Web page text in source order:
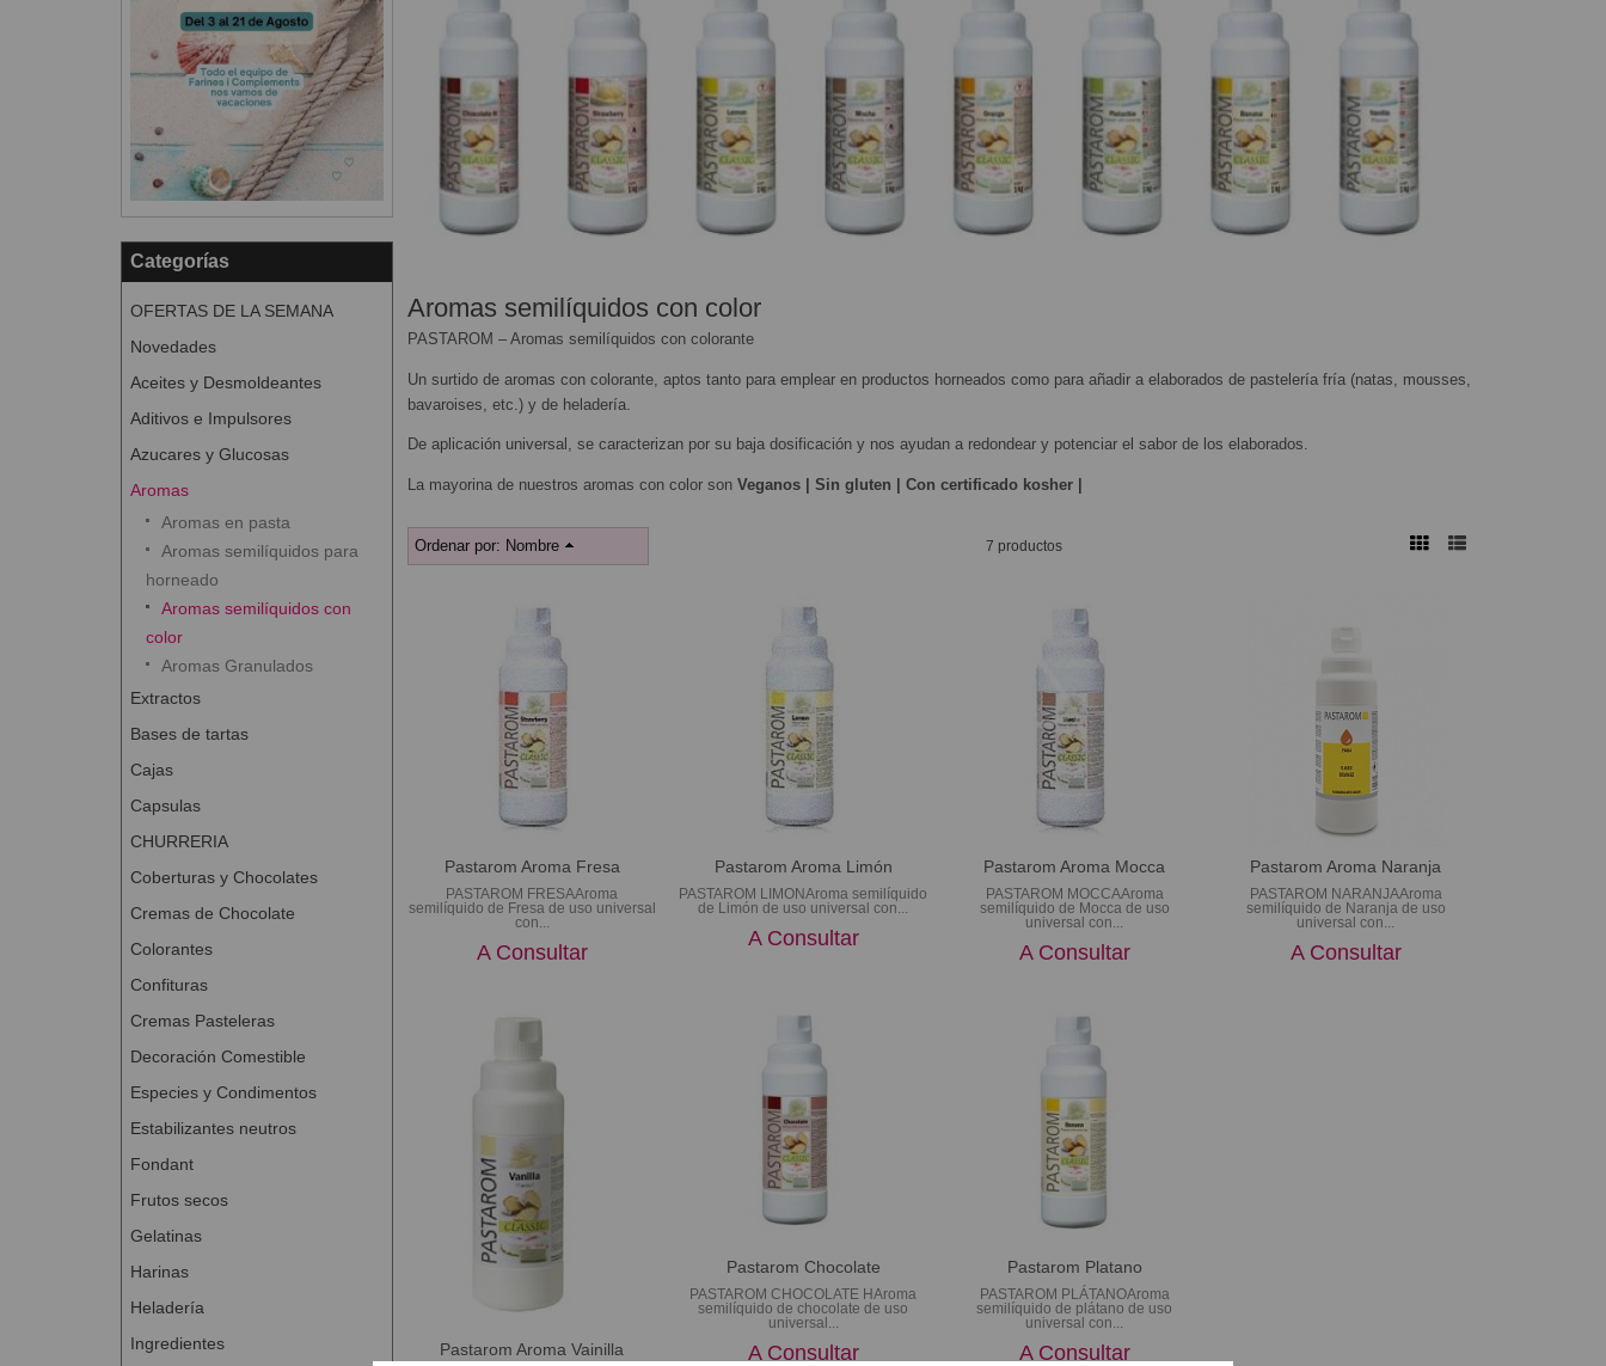
Categorías
OFERTAS DE LA SEMANA
Novedades
Aceites y Desmoldeantes
Aditivos e Impulsores
Azucares y Glucosas
Aromas
Aromas en pasta
Aromas semilíquidos para
horneado
Aromas semilíquidos con
color
Aromas Granulados
Extractos
Bases de tartas
Cajas
Capsulas
CHURRERIA
Coberturas y Chocolates
Cremas de Chocolate
Colorantes
Confituras
Cremas Pasteleras
Decoración Comestible
Especies y Condimentos
Estabilizantes neutros
Fondant
Frutos secos
Gelatinas
Harinas
Heladería
Ingredientes
Aromas semilíquidos con color
PASTAROM – Aromas semilíquidos con colorante
Un surtido de aromas con colorante, aptos tanto para emplear en productos horneados como para añadir a elaborados de pastelería fría (natas, mousses,
bavaroises, etc.) y de heladería.
De aplicación universal, se caracterizan por su baja dosificación y nos ayudan a redondear y potenciar el sabor de los elaborados.
La mayorina de nuestros aromas con color son Veganos | Sin gluten | Con certificado kosher |
Ordenar por: Nombre 7 productos
Pastarom Aroma Fresa
PASTAROM FRESAAroma
semilíquido de Fresa de uso universal
con...
A Consultar
Pastarom Aroma Limón
PASTAROM LIMONAroma semilíquido
de Limón de uso universal con...
A Consultar
Pastarom Aroma Mocca
PASTAROM MOCCAAroma
semilíquido de Mocca de uso
universal con...
A Consultar
Pastarom Aroma Naranja
PASTAROM NARANJAAroma
semilíquido de Naranja de uso
universal con...
A Consultar
Pastarom Aroma Vainilla
Pastarom Chocolate
PASTAROM CHOCOLATE HAroma
semilíquido de chocolate de uso
universal...
A Consultar
Pastarom Platano
PASTAROM PLÁTANOAroma
semilíquido de plátano de uso
universal con...
A Consultar